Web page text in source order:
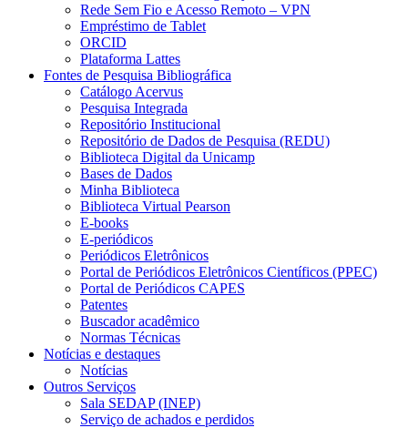
Rede Sem Fio e Acesso Remoto – VPN
Empréstimo de Tablet
ORCID
Plataforma Lattes
Fontes de Pesquisa Bibliográfica
Catálogo Acervus
Pesquisa Integrada
Repositório Institucional
Repositório de Dados de Pesquisa (REDU)
Biblioteca Digital da Unicamp
Bases de Dados
Minha Biblioteca
Biblioteca Virtual Pearson
E-books
E-periódicos
Periódicos Eletrônicos
Portal de Periódicos Eletrônicos Científicos (PPEC)
Portal de Periódicos CAPES
Patentes
Buscador acadêmico
Normas Técnicas
Notícias e destaques
Notícias
Outros Serviços
Sala SEDAP (INEP)
Serviço de achados e perdidos